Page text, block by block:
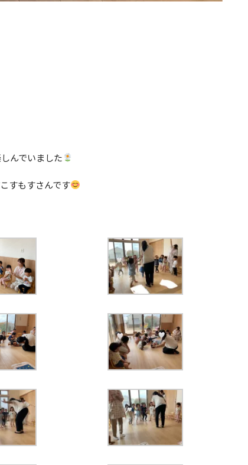
んでいました
すもすさんです